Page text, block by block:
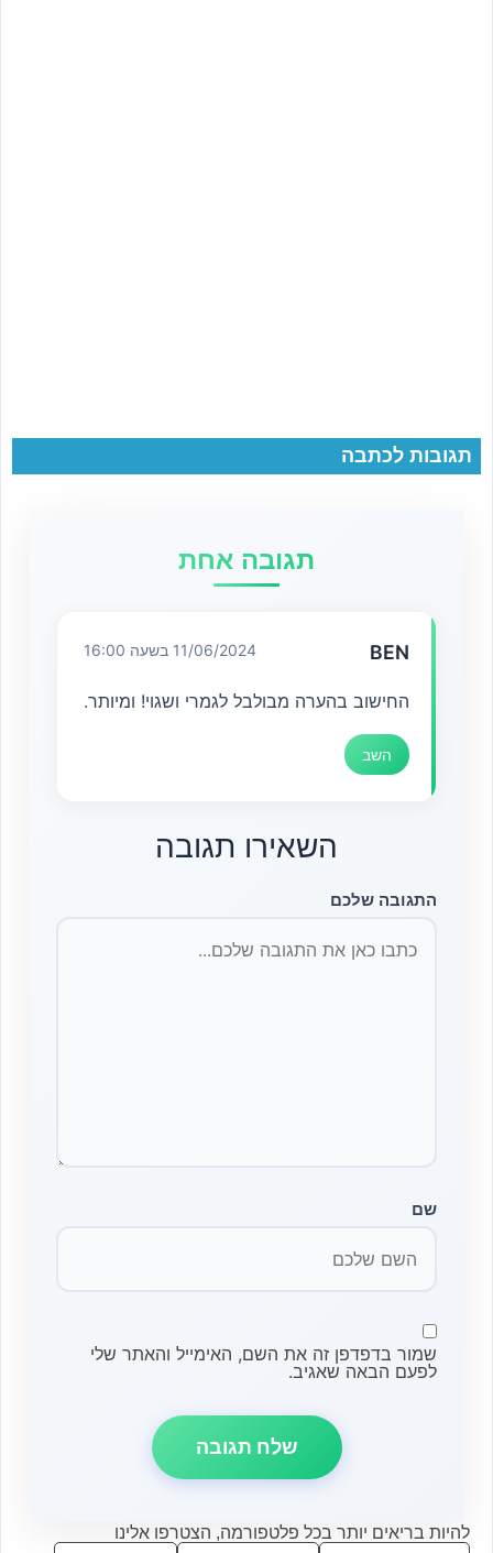
תגובות לכתבה
תגובה אחת
BEN 11/06/2024 בשעה 16:00
החישוב בהערה מבולבל לגמרי ושגוי! ומיותר.
השב
השאירו תגובה
התגובה שלכם
שם
שמור בדפדפן זה את השם, האימייל והאתר שלי
לפעם הבאה שאגיב.
להיות בריאים יותר בכל פלטפורמה, הצטרפו אלינו